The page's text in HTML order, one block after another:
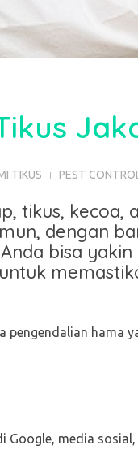
TIKUS PEST CONTROL
tikus, kecoa,
dengan
bisa
hama
Google, media